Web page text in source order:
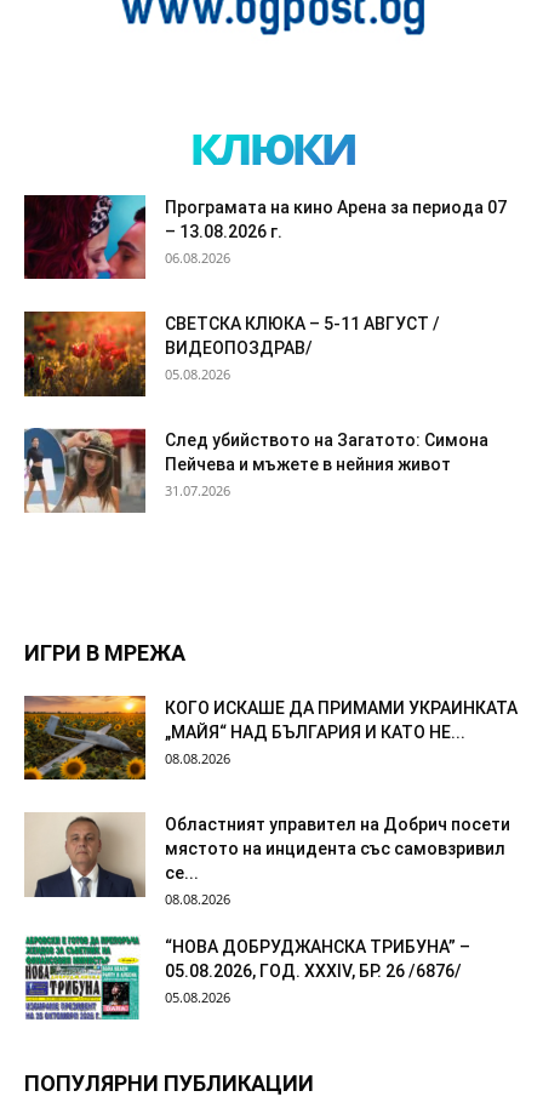
клюки
Програмата на кино Арена за периода 07
– 13.08.2026 г.
06.08.2026
СВЕТСКА КЛЮКА – 5-11 АВГУСТ /
ВИДЕОПОЗДРАВ/
05.08.2026
След убийството на Загатото: Симона
Пейчева и мъжете в нейния живот
31.07.2026
ИГРИ В МРЕЖА
КОГО ИСКАШЕ ДА ПРИМАМИ УКРАИНКАТА
„МАЙЯ“ НАД БЪЛГАРИЯ И КАТО НЕ...
08.08.2026
Областният управител на Добрич посети
мястото на инцидента със самовзривил
се...
08.08.2026
“НОВА ДОБРУДЖАНСКА ТРИБУНА” –
05.08.2026, ГОД. XXХIV, БР. 26 /6876/
05.08.2026
ПОПУЛЯРНИ ПУБЛИКАЦИИ